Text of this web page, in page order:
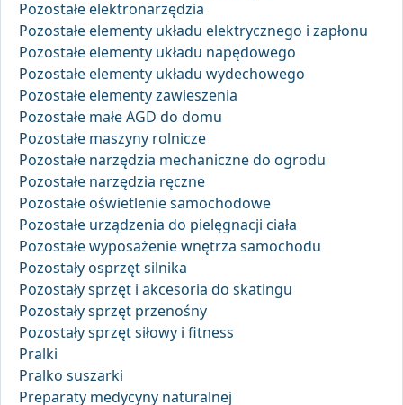
Pozostałe elektronarzędzia
Pozostałe elementy układu elektrycznego i zapłonu
Pozostałe elementy układu napędowego
Pozostałe elementy układu wydechowego
Pozostałe elementy zawieszenia
Pozostałe małe AGD do domu
Pozostałe maszyny rolnicze
Pozostałe narzędzia mechaniczne do ogrodu
Pozostałe narzędzia ręczne
Pozostałe oświetlenie samochodowe
Pozostałe urządzenia do pielęgnacji ciała
Pozostałe wyposażenie wnętrza samochodu
Pozostały osprzęt silnika
Pozostały sprzęt i akcesoria do skatingu
Pozostały sprzęt przenośny
Pozostały sprzęt siłowy i fitness
Pralki
Pralko suszarki
Preparaty medycyny naturalnej